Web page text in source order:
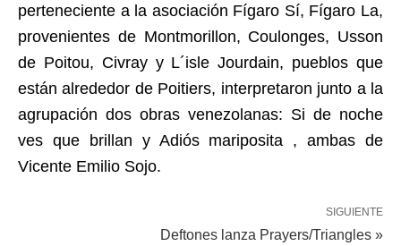
perteneciente a la asociación Fígaro Sí, Fígaro La,
provenientes de Montmorillon, Coulonges, Usson
de Poitou, Civray y L´isle Jourdain, pueblos que
están alrededor de Poitiers, interpretaron junto a la
agrupación dos obras venezolanas: Si de noche
ves que brillan y Adiós mariposita , ambas de
Vicente Emilio Sojo.
SIGUIENTE
Deftones lanza Prayers/Triangles »